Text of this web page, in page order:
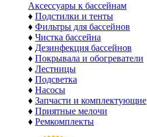
Аксессуары к бассейнам
♦ Подстилки и тенты
♦ Фильтры для бассейнов
♦ Чистка бассейна
♦ Дезинфекция бассейнов
♦ Покрывала и обогреватели
♦ Лестницы
♦ Подсветка
♦ Насосы
♦ Запчасти и комплектующие
♦ Приятные мелочи
♦ Ремкомплекты